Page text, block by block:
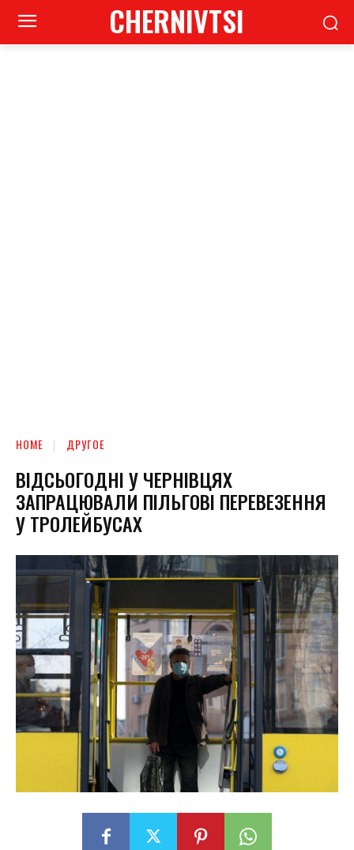
CHERNIVTSI
HOME ДРУГОЕ
ВІДСЬОГОДНІ У ЧЕРНІВЦЯХ
ЗАПРАЦЮВАЛИ ПІЛЬГОВІ ПЕРЕВЕЗЕННЯ
У ТРОЛЕЙБУСАХ